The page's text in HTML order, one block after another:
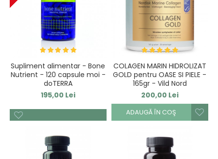
Supliment alimentar - Bone
Nutrient - 120 capsule moi -
doTERRA
195,00 Lei
COLAGEN MARIN HIDROLIZAT
GOLD pentru OASE SI PIELE -
165gr - Vild Nord
200,00 Lei
ADAUGĂ ÎN COŞ